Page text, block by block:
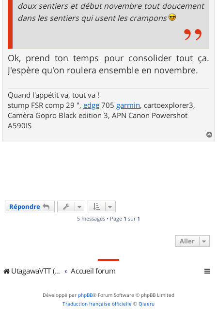
doux sentiers et début novembre tout doucement
dans les sentiers qui usent les crampons
Ok, prend ton temps pour consolider tout ça.
J'espère qu'on roulera ensemble en novembre.
Quand l'appétit va, tout va !
stump FSR comp 29 ", edge 705 garmin, cartoexplorer3,
Camèra Gopro Black edition 3, APN Canon Powershot
A590IS
a
Répondre
5 messages • Page 1 sur 1
Aller
UtagawaVTT (Randos VTT et VTTAE avec traces GPS) Accueil forum
Développé par phpBB® Forum Software © phpBB Limited
Traduction française officielle © Qiaeru